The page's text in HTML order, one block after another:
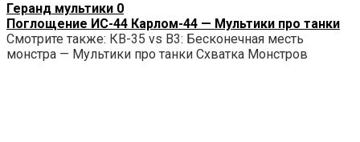
Геранд мультики 0
Поглощение ИС-44 Карлом-44 — Мультики про танки
Смотрите также: КВ-35 vs B3: Бесконечная месть
монстра — Мультики про танки Схватка Монстров